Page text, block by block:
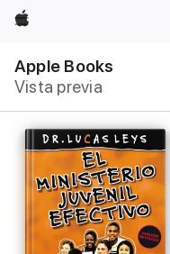
Apple
Apple Books
Vista previa
local
Abrir